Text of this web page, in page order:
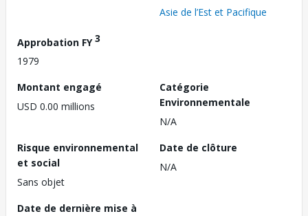
Asie de l’Est et Pacifique
Approbation FY3
1979
Montant engagé
USD 0.00 millions
Catégorie
Environnementale
N/A
Risque environnemental
et social
Sans objet
Date de clôture
N/A
Date de dernière mise à